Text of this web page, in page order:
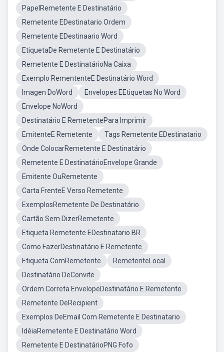
PapelRemetente E Destinatário
Remetente EDestinatario Ordem
Remetente EDestinaario Word
EtiquetaDe Remetente E Destinatário
Remetente E DestinatárioNa Caixa
Exemplo RemententeE Destinatário Word
Imagen DoWord
Envelopes EEtiquetas No Word
Envelope NoWord
Destinatário E RemetentePara Imprimir
EmitenteE Remetente
Tags Remetente EDestinatario
Onde ColocarRemetente E Destinatário
Remetente E DestinatárioEnvelope Grande
Emitente OuRemetente
Carta FrenteE Verso Remetente
ExemplosRemetente De Destinatário
Cartão Sem DizerRemetente
Etiqueta Remetente EDestinatario BR
Como FazerDestinatário E Remetente
Etiqueta ComRemetente
RemetenteLocal
Destinatário DeConvite
Ordem Correta EnvelopeDestinatário E Remetente
Remetente DeRecipient
Exemplos DeEmail Com Remetente E Destinatario
IdéiaRemetente E Destinatário Word
Remetente E DestinatárioPNG Fofo